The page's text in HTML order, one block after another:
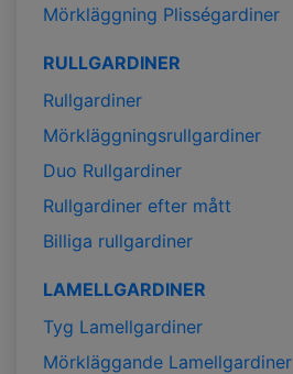
Mörkläggning Plisségardiner
RULLGARDINER
Rullgardiner
Mörkläggningsrullgardiner
Duo Rullgardiner
Rullgardiner efter mått
Billiga rullgardiner
LAMELLGARDINER
Tyg Lamellgardiner
Mörkläggande Lamellgardiner